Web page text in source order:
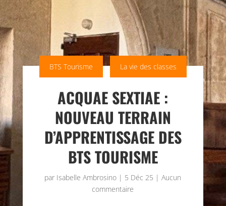
BTS Tourisme La vie des classes
ACQUAE SEXTIAE :
NOUVEAU TERRAIN
D’APPRENTISSAGE DES
BTS TOURISME
par Isabelle Ambrosino | 5 Déc 25 |Aucun
commentaire